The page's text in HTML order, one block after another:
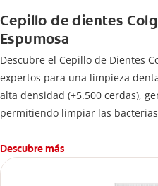
Cepillo de dientes
Espumosa
Descubre el Cepillo de Dientes
expertos para una limpieza
alta densidad (+5.500 cerdas),
permitiendo limpiar las
Descubre más